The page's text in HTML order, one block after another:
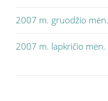
2007 m. gruodžio mėn.
2007 m. lapkričio mėn.